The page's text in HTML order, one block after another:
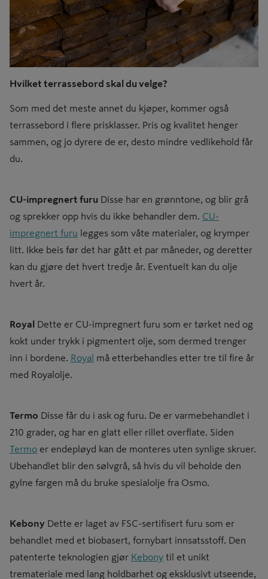
Hvilket terrassebord skal du velge?
Som med det meste annet du kjøper, kommer også
terrassebord i flere prisklasser. Pris og kvalitet henger
sammen, og jo dyrere de er, desto mindre vedlikehold får
du.
CU-impregnert furu Disse har en grønntone, og blir grå
og sprekker opp hvis du ikke behandler dem. CU-
impregnert furu legges som våte materialer, og krymper
litt. Ikke beis før det har gått et par måneder, og deretter
kan du gjøre det hvert tredje år. Eventuelt kan du olje
hvert år.
Royal
Dette er CU-impregnert furu som er tørket ned og
kokt under trykk i pigmentert olje, som dermed trenger
inn i bordene. Royal
må etterbehandles etter tre til fire år
med Royalolje.
Termo Disse får du i ask og furu. De er varmebehandlet i
210 grader, og har en glatt eller rillet overflate. Siden
Termo er endepløyd kan de monteres uten synlige skruer.
Ubehandlet blir den sølvgrå, så hvis du vil beholde den
gylne fargen må du bruke spesialolje fra Osmo.
Kebony Dette er laget av FSC-sertifisert furu som er
behandlet med et biobasert, fornybart innsatsstoff. Den
patenterte teknologien gjør Kebony til et unikt
tremateriale med lang holdbarhet og eksklusivt utseende,